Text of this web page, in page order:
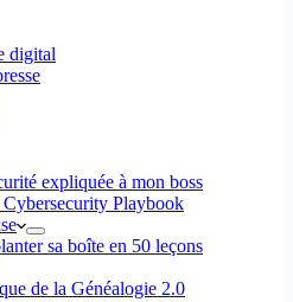
digital
expliquée à mon boss
Cybersecurity Playbook
sa boîte en 50 leçons
de la Généalogie 2.0